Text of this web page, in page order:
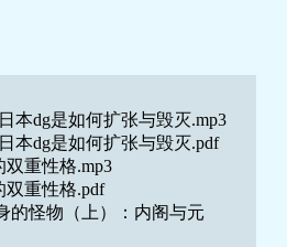
本dg是如何扩张与毁灭.mp3
本dg是如何扩张与毁灭.pdf
双重性格.mp3
双重性格.pdf
的怪物（上）：内阁与元